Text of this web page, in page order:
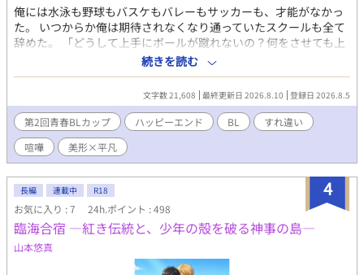
俺には水泳も野球もバスケもバレーもサッカーも、才能がなかっ
た。 いつからか俺は期待されなくなり通っていたスクールも全て
辞めた。 「どうして上手にボールが蹴れないの？何をさせても上
手くならない。」 「将来はあいつをチームに入れて一緒にサッカ
ーをしたかった。」 「「ダメね(だな。)あの子は。」」 ーーーー
親に期待されることを諦めた高校2年生の隼人とスポーツ万能で明
るい性格の侑李。 2人は恋人同士だけどどこかギクシャクしてし
まう。 ※短編で書いていた話を加筆して投稿しています。
続きを読む
文字数 21,608 最終更新日 2026.8.10 登録日 2026.8.5
第2回青春BLカップ ハッピーエンド BL
すれ違い
喧嘩
美形×平凡
4
長編 連載中 R18
お気に入り : 7 24h.ポイント : 498
臨海合宿 ―紅き伝統と、少年の殻を破る神事の島―
山本悠真